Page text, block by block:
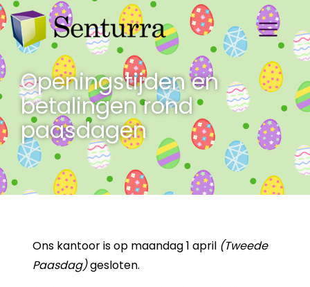
Openingstijden en
betalingen rond
paasdagen
Ons kan­toor is op maan­dag 1 april (Twee­de
Paas­dag)ge­slo­ten.